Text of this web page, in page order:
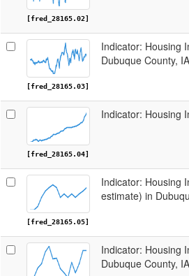
[fred_28165.02]
[fred_28165.03]
Indicator: Housing
Dubuque County, IA
[fred_28165.04]
Indicator: Housing
[fred_28165.05]
Indicator: Housing
estimate) in
Indicator: Housing
Dubuque County, IA